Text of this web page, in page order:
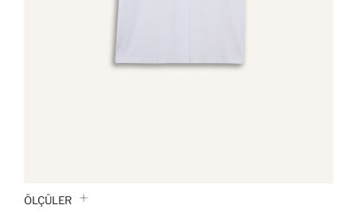
ÖLÇÜLER